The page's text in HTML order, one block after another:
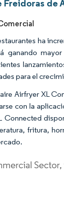
de
ha
ganando
para el
Airfryer XL
con la
fritura,